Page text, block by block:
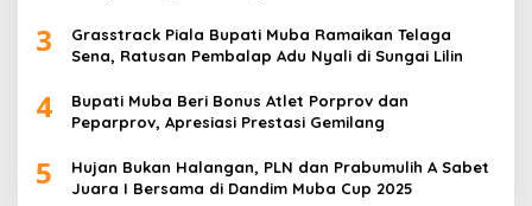
3
Grasstrack Piala Bupati Muba Ramaikan Telaga
Sena, Ratusan Pembalap Adu Nyali di Sungai Lilin
4
Bupati Muba Beri Bonus Atlet Porprov dan
Peparprov, Apresiasi Prestasi Gemilang
5
Hujan Bukan Halangan, PLN dan Prabumulih A Sabet
Juara I Bersama di Dandim Muba Cup 2025